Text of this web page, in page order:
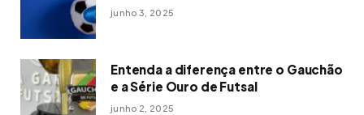
junho 3, 2025
Entenda a diferença entre o Gauchão
e a Série Ouro de Futsal
junho 2, 2025